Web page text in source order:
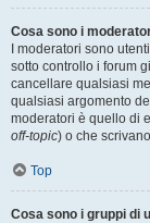
Cosa sono i
I moderatori sono
sotto controllo i forum
cancellare qualsiasi
qualsiasi argomento
moderatori è quello di
off-topic) o che
Top
Cosa sono i gruppi di